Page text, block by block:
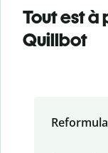
Tout est
Quillbot